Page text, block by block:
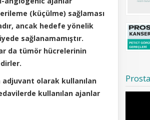
(küçülme) sağlaması
ancak hedefe yönelik
sağlanamamıştır.
da tümör hücrelerinin
olarak kullanılan
kullanılan ajanlar